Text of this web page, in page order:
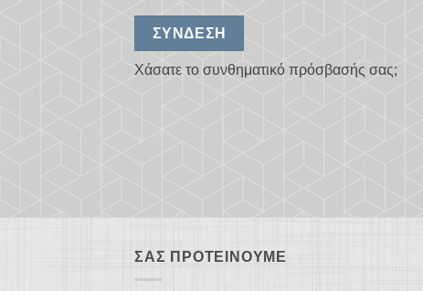
ΣΎΝΔΕΣΗ
Χάσατε το συνθηματικό πρόσβασής σας;
ΣΑΣ ΠΡΟΤΕΊΝΟΥΜΕ